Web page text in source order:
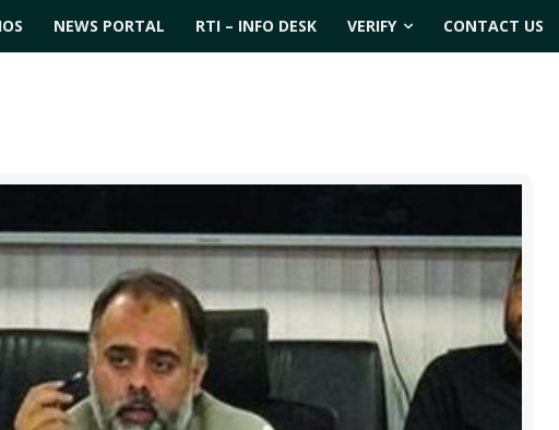
NEWS PORTAL RTI – INFO DESK VERIFY CONTACT US